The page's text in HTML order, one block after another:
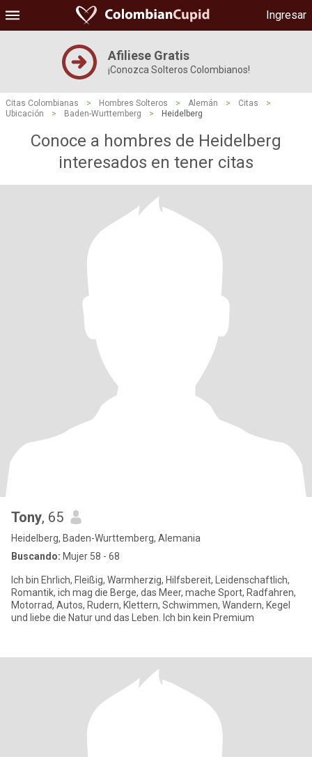
Ingresar
Afiliese Gratis
¡Conozca Solteros Colombianos!
Citas Colombianas > Hombres Solteros > Alemán > Citas
>
Ubicación
> Baden-Wurttemberg > Heidelberg
Conoce a hombres de Heidelberg
interesados ​​en tener citas
Tony, 65
Heidelberg, Baden-Wurttemberg, Alemania
Buscando: Mujer 58 - 68
Ich bin Ehrlich, Fleißig, Warmherzig, Hilfsbereit, Leidenschaftlich,
Romantik, ich mag die Berge, das Meer, mache Sport, Radfahren,
Motorrad, Autos, Rudern, Klettern, Schwimmen, Wandern, Kegel
und liebe die Natur und das Leben. Ich bin kein Premium